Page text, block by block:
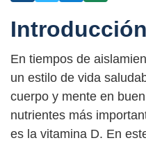
Introducción
En tiempos de
un estilo de vida
cuerpo y mente en
nutrientes más
es la vitamina D. En